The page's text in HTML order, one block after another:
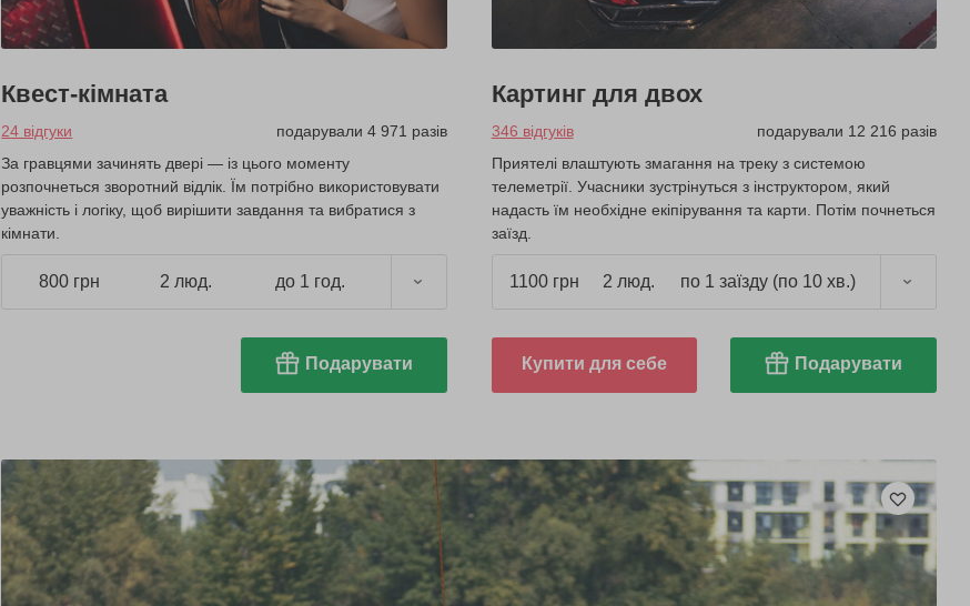
Квест-кімната
24 відгуки
подарували 4 971 разів
За гравцями зачинять двері — із цього моменту
розпочнеться зворотний відлік. Їм потрібно використовувати
уважність і логіку, щоб вирішити завдання та вибратися з
кімнати.
800 грн 2 люд. до 1 год.
Подарувати
Картинг для двох
346 відгуків
подарували 12 216 разів
Приятелі влаштують змагання на треку з системою
телеметрії. Учасники зустрінуться з інструктором, який
надасть їм необхідне екіпірування та карти. Потім почнеться
заїзд.
1100 грн 2 люд. по 1 заїзду (по 10 хв.)
Купити для себе Подарувати